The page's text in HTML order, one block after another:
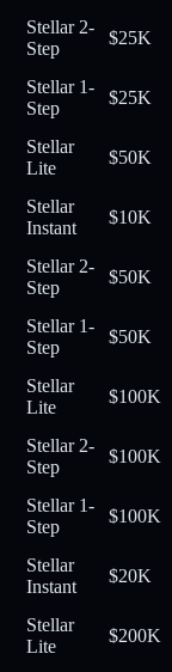
Stellar 2-
Step
$25K
Stellar 1-
Step
$25K
Stellar
Lite
$50K
Stellar
Instant
$10K
Stellar 2-
Step
$50K
Stellar 1-
Step
$50K
Stellar
Lite
$100K
Stellar 2-
Step
$100K
Stellar 1-
Step
$100K
Stellar
Instant
$20K
Stellar
Lite
$200K